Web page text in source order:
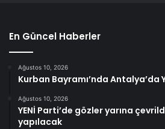
En Güncel Haberler
Ağustos 10, 2026
Kurban Bayramı’nda Antalya’da
Ağustos 10, 2026
YENİ Parti’de gözler yarına
yapılacak